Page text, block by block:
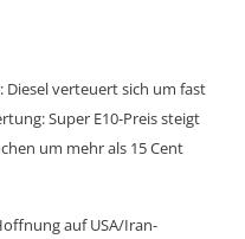
Diesel verteuert sich um fast
Super E10-Preis steigt
um mehr als 15 Cent
auf USA/Iran-